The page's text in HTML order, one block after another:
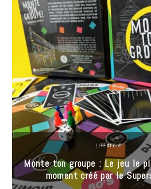
LIFESTYLE
Monte ton groupe : Le jeu le
moment créé par le